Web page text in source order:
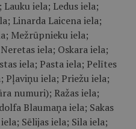
iela; Ledus iela;
Linarda Laicena iela;
Mežrūpnieku iela;
iela; Oskara iela;
iela; Pasta iela; Pelītes
Pļaviņu iela; Priežu iela;
numuri); Ražas iela;
Blaumaņa iela; Sakas
Sēlijas iela; Sila iela;